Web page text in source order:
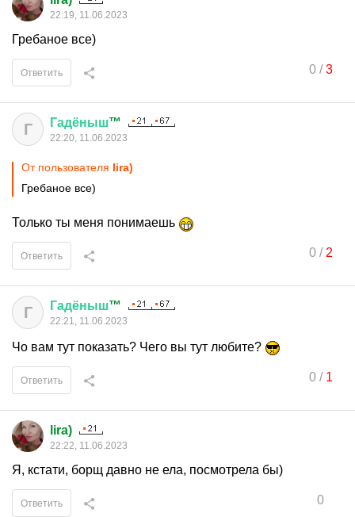
22:19, 11.06.2023
Гребаное все)
0/3
Ответить
Г Гадёныш™
22:20, 11.06.2023
От пользователя lira)
Гребаное все)
Только ты меня понимаешь
0/ 2
Ответить
Г Гадёныш™
22:21, 11.06.2023
Чо вам тут показать? Чего вы тут любите?
0/ 1
Ответить
lira)
22:22, 11.06.2023
Я, кстати, борщ давно не ела, посмотрела бы)
0
Ответить